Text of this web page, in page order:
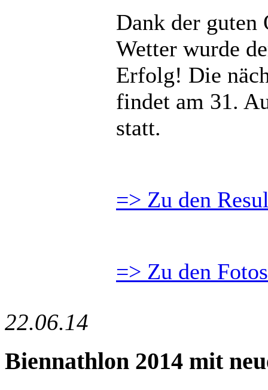
Dank der guten
Wetter wurde
Erfolg! Die
findet am 31.
statt.
=> Zu den
=> Zu den Fotos
22.06.14
Biennathlon 2014 mit